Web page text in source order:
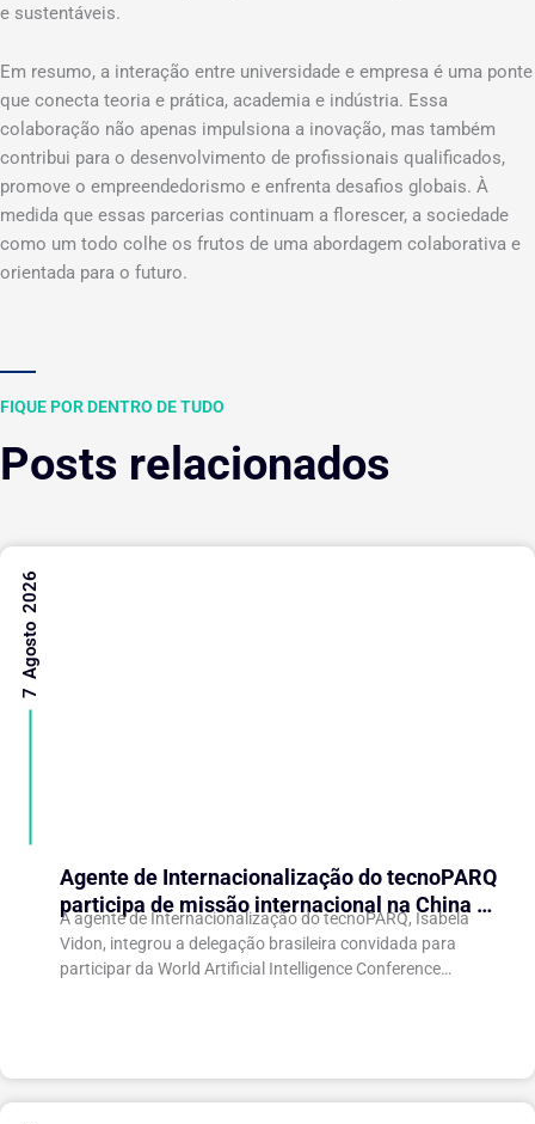
e sustentáveis.
Em resumo, a interação entre universidade e empresa é uma ponte
que conecta teoria e prática, academia e indústria. Essa
colaboração não apenas impulsiona a inovação, mas também
contribui para o desenvolvimento de profissionais qualificados,
promove o empreendedorismo e enfrenta desafios globais. À
medida que essas parcerias continuam a florescer, a sociedade
como um todo colhe os frutos de uma abordagem colaborativa e
orientada para o futuro.
FIQUE POR DENTRO DE TUDO
Posts relacionados
Agente de Internacionalização do tecnoPARQ
participa de missão internacional na China e
fortalece conexões com o ecossistema de
inovação
A agente de Internacionalização do tecnoPARQ, Isabela
Vidon, integrou a delegação brasileira convidada para
participar da World Artificial Intelligence Conference
7 Agosto 2026